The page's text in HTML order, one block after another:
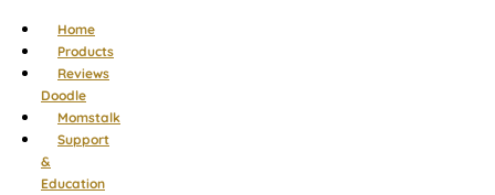
Home
Products
Reviews
Doodle
Momstalk
Support
&
Education